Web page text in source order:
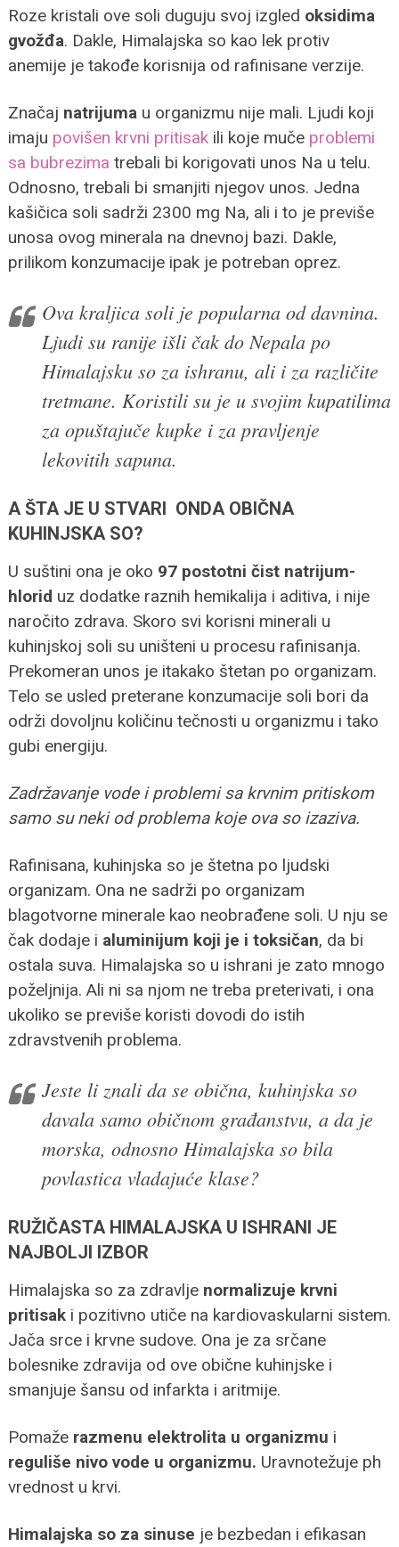
Roze kristali ove soli duguju svoj izgled oksidima
gvožđa. Dakle, Himalajska so kao lek protiv
anemije je takođe korisnija od rafinisane verzije.
Značaj natrijumau organizmu nije mali. Ljudi koji
imaju povišen krvni pritisakili koje muče problemi
sa bubrezima trebali bi korigovati unos Na u telu.
Odnosno, trebali bi smanjiti njegov unos. Jedna
kašičica soli sadrži 2300 mg Na, ali i to je previše
unosa ovog minerala na dnevnoj bazi. Dakle,
prilikom konzumacije ipak je potreban oprez.
Ova kraljica soli je popularna od davnina.
Ljudi su ranije išli čak do Nepala po
Himalajsku so za ishranu, ali i za različite
tretmane. Koristili su je u svojim kupatilima
za opuštajuče kupke i za pravljenje
lekovitih sapuna.
A ŠTA JE U STVARI ONDA OBIČNA
KUHINJSKA SO?
U suštini ona je oko 97 postotni čist natrijum-
hlorid uz dodatke raznih hemikalija i aditiva, i nije
naročito zdrava. Skoro svi korisni minerali u
kuhinjskoj soli su uništeni u procesu rafinisanja.
Prekomeran unos je itakako štetan po organizam.
Telo se usled preterane konzumacije soli bori da
održi dovoljnu količinu tečnosti u organizmu i tako
gubi energiju.
Zadržavanje vode i problemi sa krvnim pritiskom
samo su neki od problema koje ova so izaziva.
Rafinisana, kuhinjska so je štetna po ljudski
organizam. Ona ne sadrži po organizam
blagotvorne minerale kao neobrađene soli. U nju se
čak dodaje i aluminijum koji je i toksičan, da bi
ostala suva. Himalajska so u ishrani je zato mnogo
poželjnija. Ali ni sa njom ne treba preterivati, i ona
ukoliko se previše koristi dovodi do istih
zdravstvenih problema.
Jeste li znali da se obična, kuhinjska so
davala samo običnom građanstvu, a da je
morska, odnosno Himalajska so bila
povlastica vladajuće klase?
RUŽIČASTA HIMALAJSKA U ISHRANI JE
NAJBOLJI IZBOR
Himalajska so za zdravlje normalizuje krvni
pritisaki pozitivno utiče na kardiovaskularni sistem.
Jača srce i krvne sudove. Ona je za srčane
bolesnike zdravija od ove obične kuhinjske i
smanjuje šansu od infarkta i aritmije.
Pomažerazmenu elektrolita u organizmu i
reguliše nivo vode u organizmu. Uravnotežuje ph
vrednost u krvi.
Himalajska so za sinuse je bezbedan i efikasan